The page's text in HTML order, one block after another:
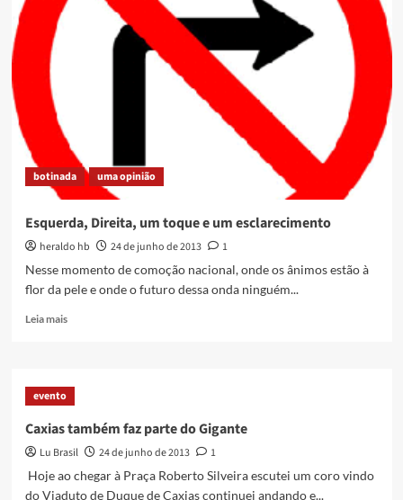
visões
botinada uma opinião
Esquerda, Direita, um toque e um esclarecimento
heraldo hb 24 de junho de 2013
1
Nesse momento de comoção nacional, onde os ânimos estão à
flor da pele e onde o futuro dessa onda ninguém...
Leia maisRead
Direita,
um
e
um
esclarecimento
evento
Caxias também faz parte do Gigante
Lu Brasil 24 de junho de 2013
1
Hoje ao chegar à Praça Roberto Silveira escutei um coro vindo
do Viaduto de Duque de Caxias continuei andando e...